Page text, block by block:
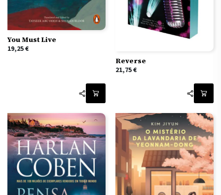
You Must Live
19,25€
Reverse
21,75€